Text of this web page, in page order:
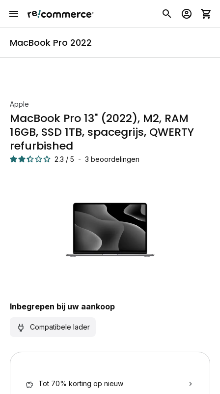
MacBook Pro 2022
Apple
MacBook Pro 13" (2022), M2, RAM
16GB, SSD 1TB, spacegrijs, QWERTY
refurbished
2.3 / 5 - 3 beoordelingen
Inbegrepen bij uw aankoop
Compatibele lader
Tot 70% korting op nieuw